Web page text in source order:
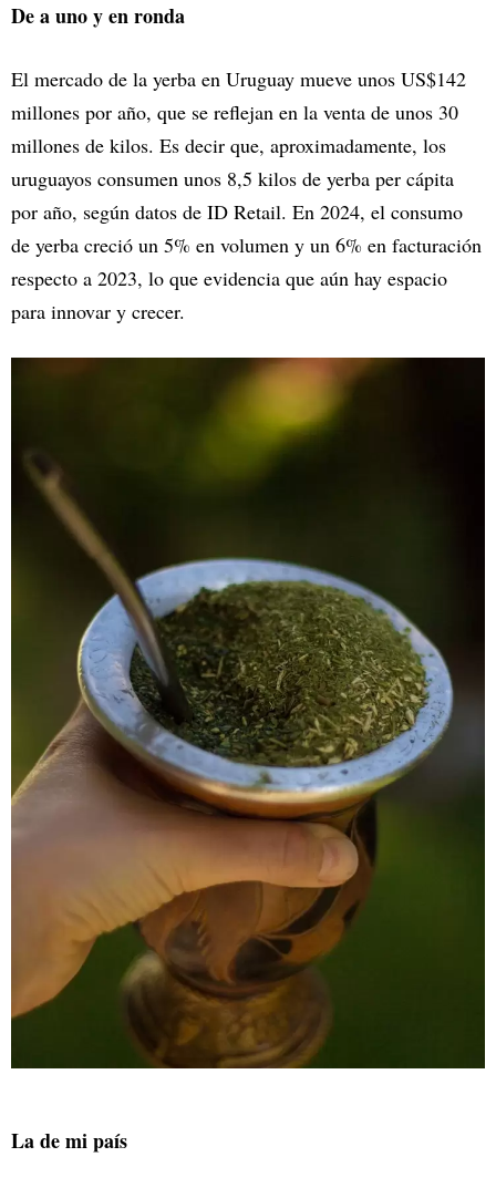
De a uno y en ronda
El mercado de la yerba en Uruguay mueve unos US$142
millones por año, que se reflejan en la venta de unos 30
millones de kilos. Es decir que, aproximadamente, los
uruguayos consumen unos 8,5 kilos de yerba per cápita
por año, según datos de ID Retail. En 2024, el consumo
de yerba creció un 5% en volumen y un 6% en facturación
respecto a 2023, lo que evidencia que aún hay espacio
para innovar y crecer.
La de mi país